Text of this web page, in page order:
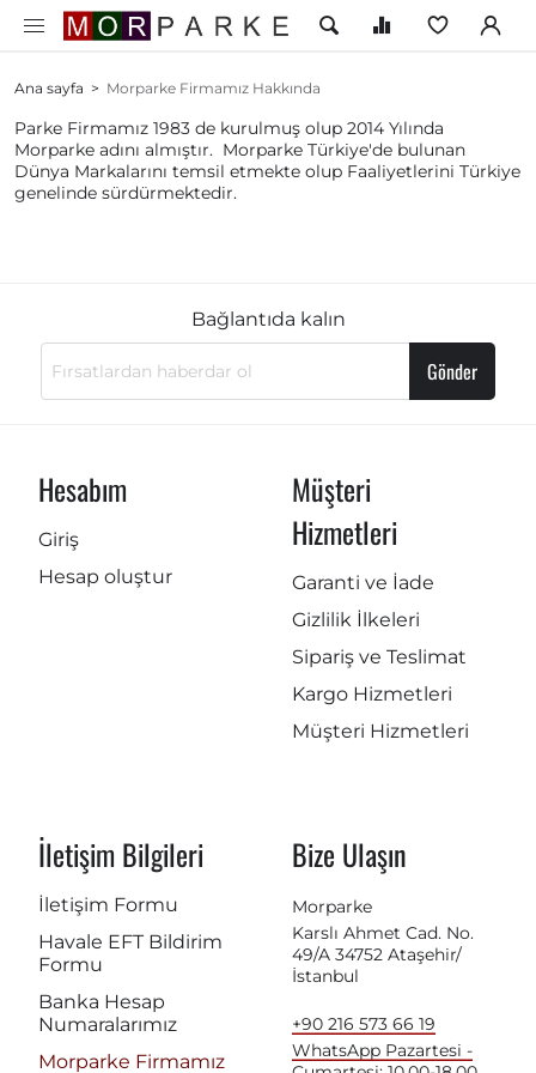
Ana sayfa > Morparke Firmamız Hakkında
Parke Firmamız 1983 de kurulmuş olup 2014 Yılında
Morparke adını almıştır. Morparke Türkiye'de bulunan
Dünya Markalarını temsil etmekte olup Faaliyetlerini Türkiye
genelinde sürdürmektedir.
Bağlantıda kalın
Gönder
Hesabım
Giriş
Hesap oluştur
Müşteri
Hizmetleri
Garanti ve İade
Gizlilik İlkeleri
Sipariş ve Teslimat
Kargo Hizmetleri
Müşteri Hizmetleri
İletişim Bilgileri
İletişim Formu
Havale EFT Bildirim
Formu
Banka Hesap
Numaralarımız
Morparke Firmamız
Bize Ulaşın
Morparke
Karslı Ahmet Cad. No.
49/A 34752 Ataşehir/
İstanbul
+90 216 573 66 19
WhatsApp Pazartesi -